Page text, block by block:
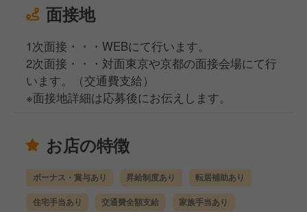
面接地
1次面接・・・WEBにて行います。
2次面接・・・対面東京や京都の面接会場にて行
います。（交通費支給）
※面接地詳細は応募後にお伝えします。
お店の特徴
ボーナス・賞与あり 昇給制度あり 転居補助あり
住宅手当あり 交通費全額支給 家族手当あり